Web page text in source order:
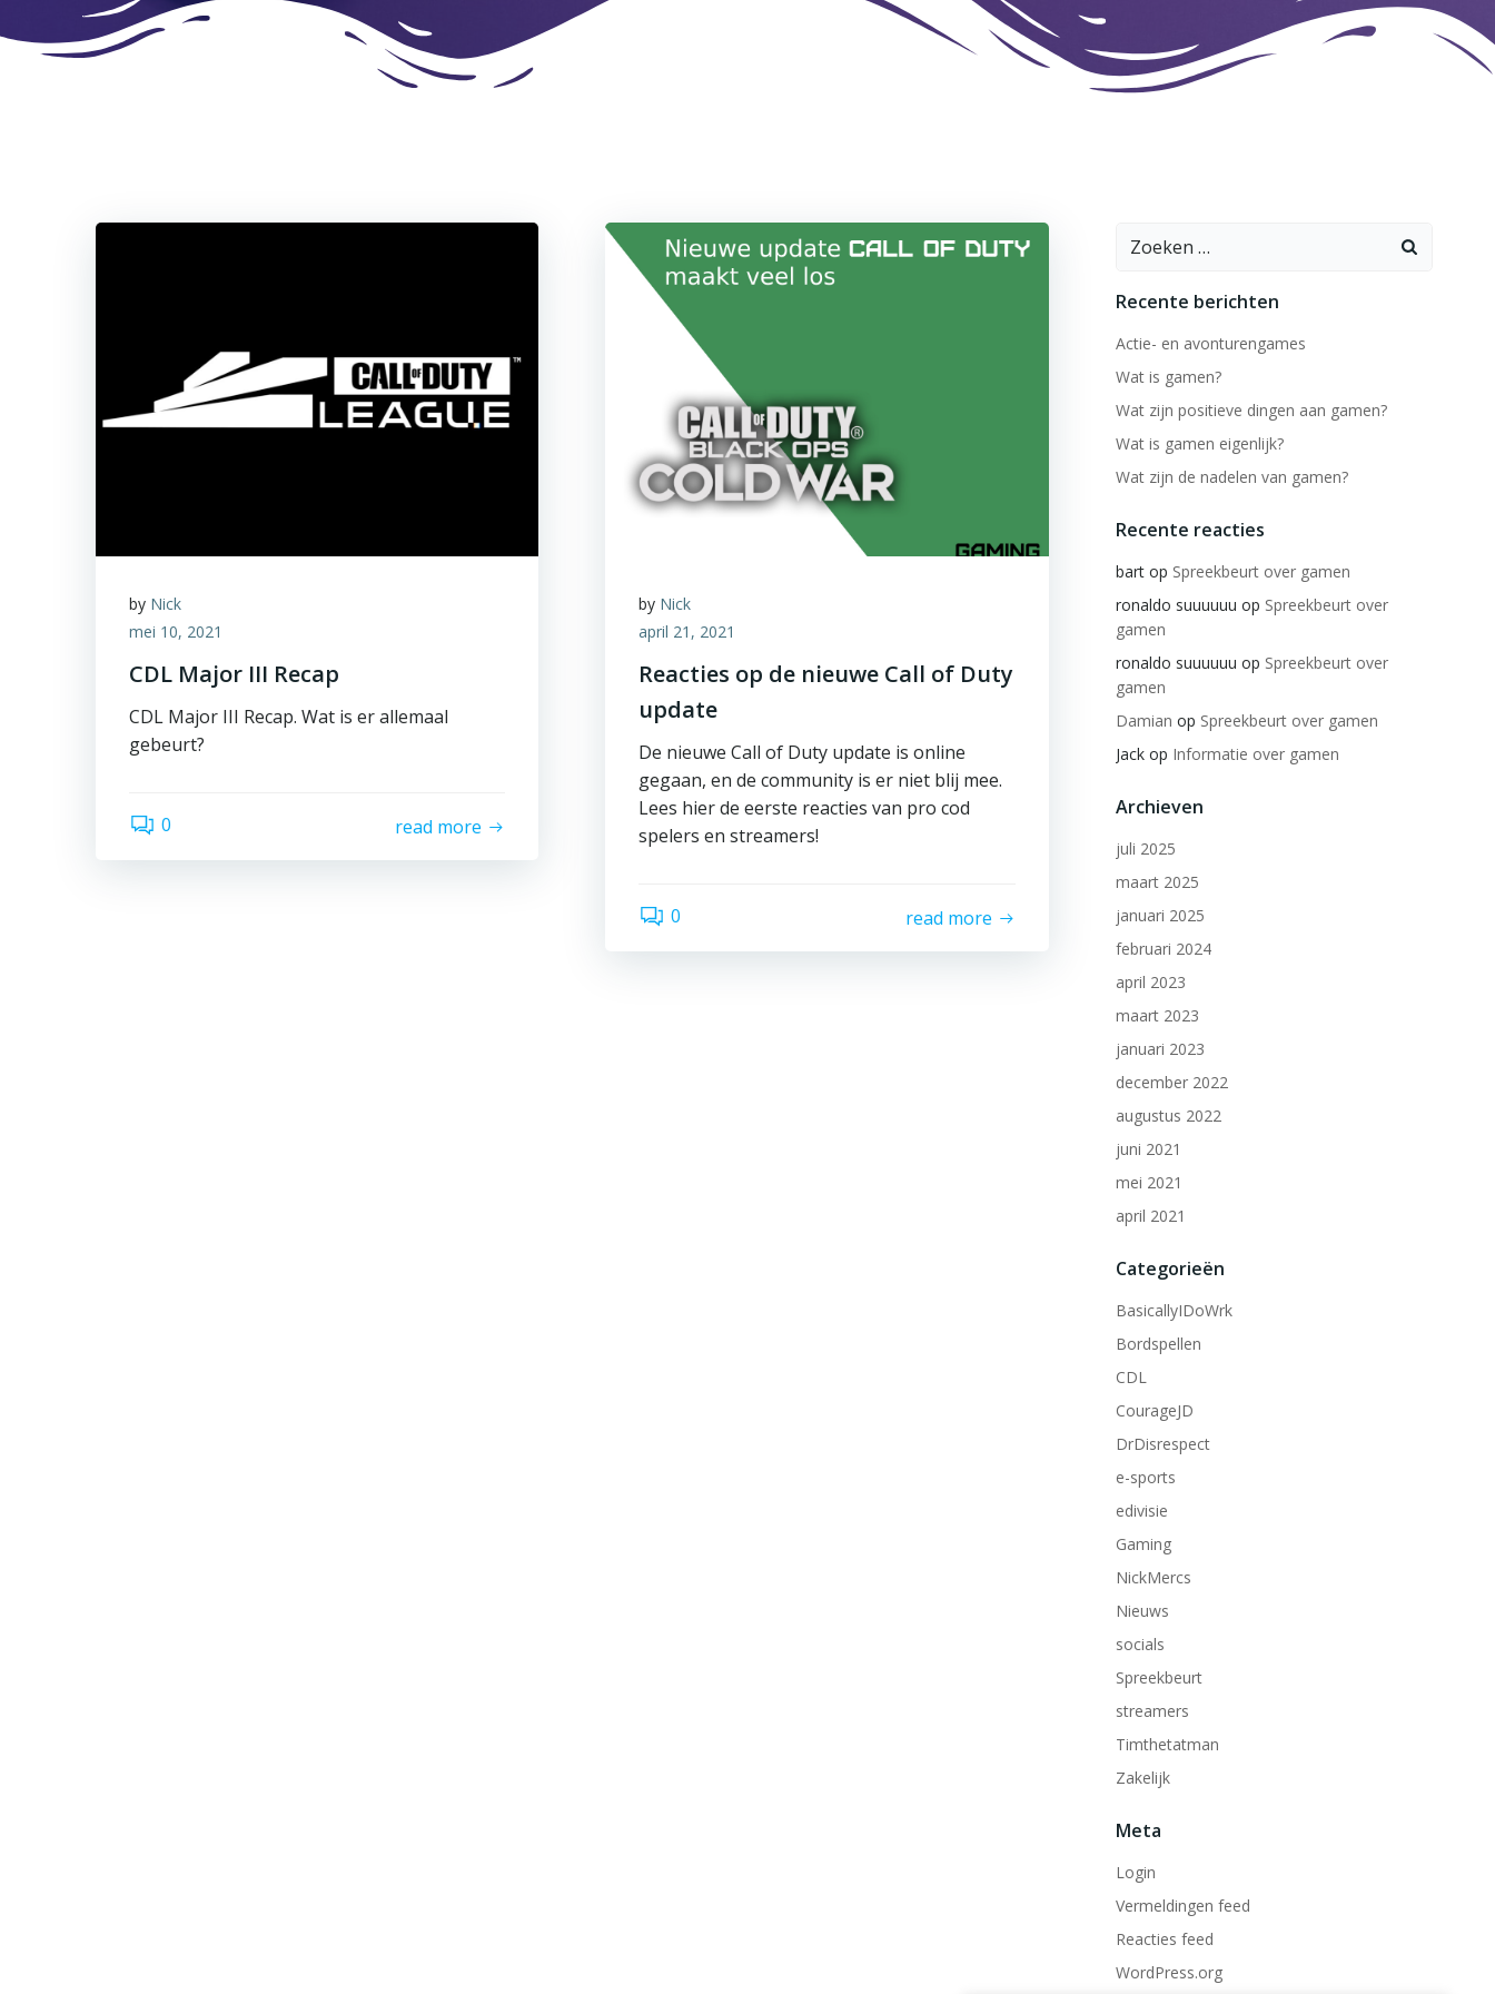
by Nick
mei 10, 2021
CDL Major III Recap
CDL Major III Recap. Wat is er allemaal
gebeurt?
0 read more
by Nick
april 21, 2021
Reacties op de nieuwe Call of Duty
update
De nieuwe Call of Duty update is online
gegaan, en de community is er niet blij mee.
Lees hier de eerste reacties van pro cod
spelers en streamers!
0 read more
Zoeken
Recente berichten
Actie- en avonturengames
Wat is gamen?
Wat zijn positieve dingen aan gamen?
Wat is gamen eigenlijk?
Wat zijn de nadelen van gamen?
Recente reacties
bartop Spreekbeurt over gamen
ronaldo suuuuuu op Spreekbeurt over
gamen
ronaldo suuuuuu op Spreekbeurt over
gamen
Damian op Spreekbeurt over gamen
Jackop Informatie over gamen
Archieven
juli 2025
maart 2025
januari 2025
februari 2024
april 2023
maart 2023
januari 2023
december 2022
augustus 2022
juni 2021
mei 2021
april 2021
Categorieën
BasicallyIDoWrk
Bordspellen
CDL
CourageJD
DrDisrespect
e-sports
edivisie
Gaming
NickMercs
Nieuws
socials
Spreekbeurt
streamers
Timthetatman
Zakelijk
Meta
Login
Vermeldingen feed
Reacties feed
WordPress.org